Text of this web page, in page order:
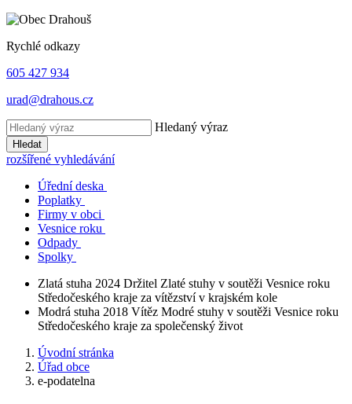
Rychlé odkazy
605 427 934
urad@drahous.cz
Hledaný výraz
Hledat
rozšířené vyhledávání
Úřední deska
Poplatky
Firmy v obci
Vesnice roku
Odpady
Spolky
Zlatá stuha 2024 Držitel Zlaté stuhy v soutěži Vesnice roku
Středočeského kraje za vítězství v krajském kole
Modrá stuha 2018 Vítěz Modré stuhy v soutěži Vesnice roku
Středočeského kraje za společenský život
Úvodní stránka
Úřad obce
e-podatelna